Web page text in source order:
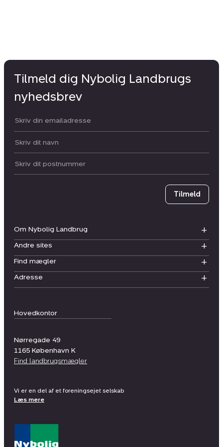
Hovedkontor
Nørregade 49
1165 København K
Find landbrugsmægler
Om Nybolig Landbrug
Andre sites
Find mægler
Adresse
Tilmeld dig Nybolig Landbrugs
nyhedsbrev
Din email:
Dit navn:
Postnummer
Tilmeld
Vi er en del af et foreningsejet selskab
Læs mere